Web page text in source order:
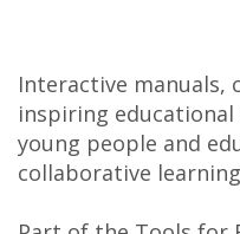
Interactive manuals,
inspiring
young people and
collaborative